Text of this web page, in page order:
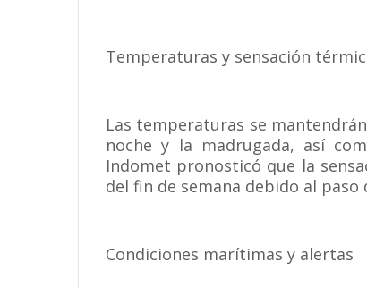
Temperaturas y sensación
Las temperaturas se
noche y la madrugada, así
Indomet pronosticó que la
del fin de semana debido al
Condiciones marítimas y alertas